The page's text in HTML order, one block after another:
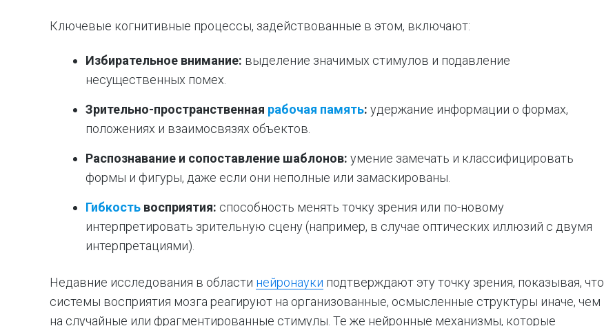
Ключевые когнитивные процессы, задействованные в этом, включают:
Избирательное внимание: выделение значимых стимулов и подавление
несущественных помех.
Зрительно-пространственная рабочая память: удержание информации о формах,
положениях и взаимосвязях объектов.
Распознавание и сопоставление шаблонов: умение замечать и классифицировать
формы и фигуры, даже если они неполные или замаскированы.
Гибкость восприятия: способность менять точку зрения или по-новому
интерпретировать зрительную сцену (например, в случае оптических иллюзий с двумя
интерпретациями).
Недавние исследования в области нейронауки подтверждают эту точку зрения, показывая, что
системы восприятия мозга реагируют на организованные, осмысленные структуры иначе, чем
на случайные или фрагментированные стимулы. Те же нейронные механизмы, которые